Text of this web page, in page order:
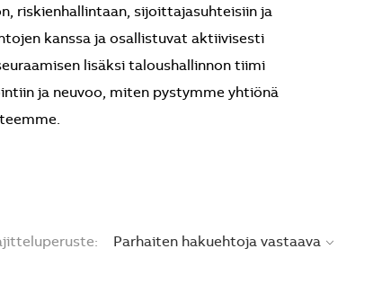
riskienhallintaan, sijoittajasuhteisiin ja
kanssa ja osallistuvat aktiivisesti
lisäksi taloushallinnon tiimi
ja neuvoo, miten pystymme yhtiönä